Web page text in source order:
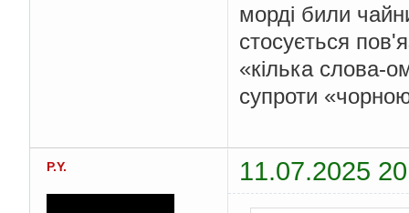
морді били
стосується
«кілька слова-
супроти
P.Y. 11.07.2025